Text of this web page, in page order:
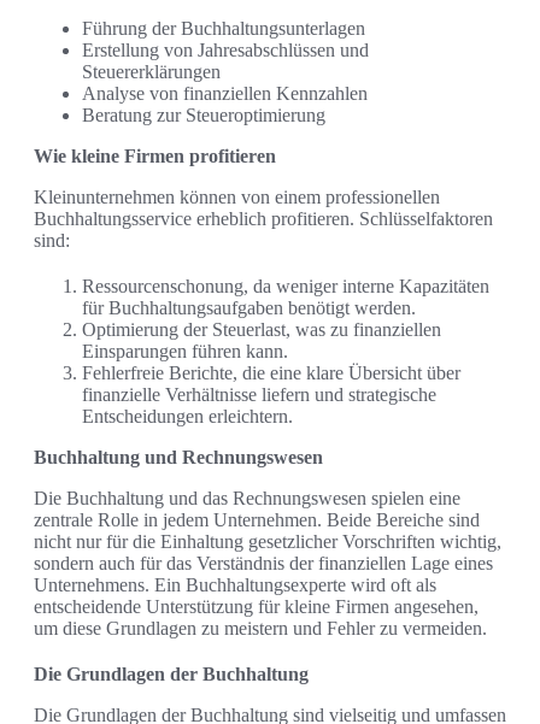
Führung der Buchhaltungsunterlagen
Erstellung von Jahresabschlüssen und
Steuererklärungen
Analyse von finanziellen Kennzahlen
Beratung zur Steueroptimierung
Wie kleine Firmen profitieren
Kleinunternehmen können von einem professionellen
Buchhaltungsservice erheblich profitieren. Schlüsselfaktoren
sind:
Ressourcenschonung, da weniger interne Kapazitäten
für Buchhaltungsaufgaben benötigt werden.
Optimierung der Steuerlast, was zu finanziellen
Einsparungen führen kann.
Fehlerfreie Berichte, die eine klare Übersicht über
finanzielle Verhältnisse liefern und strategische
Entscheidungen erleichtern.
Buchhaltung und Rechnungswesen
Die Buchhaltung und das Rechnungswesen spielen eine
zentrale Rolle in jedem Unternehmen. Beide Bereiche sind
nicht nur für die Einhaltung gesetzlicher Vorschriften wichtig,
sondern auch für das Verständnis der finanziellen Lage eines
Unternehmens. Ein Buchhaltungsexperte wird oft als
entscheidende Unterstützung für kleine Firmen angesehen,
um diese Grundlagen zu meistern und Fehler zu vermeiden.
Die Grundlagen der Buchhaltung
Die Grundlagen der Buchhaltung sind vielseitig und umfassen